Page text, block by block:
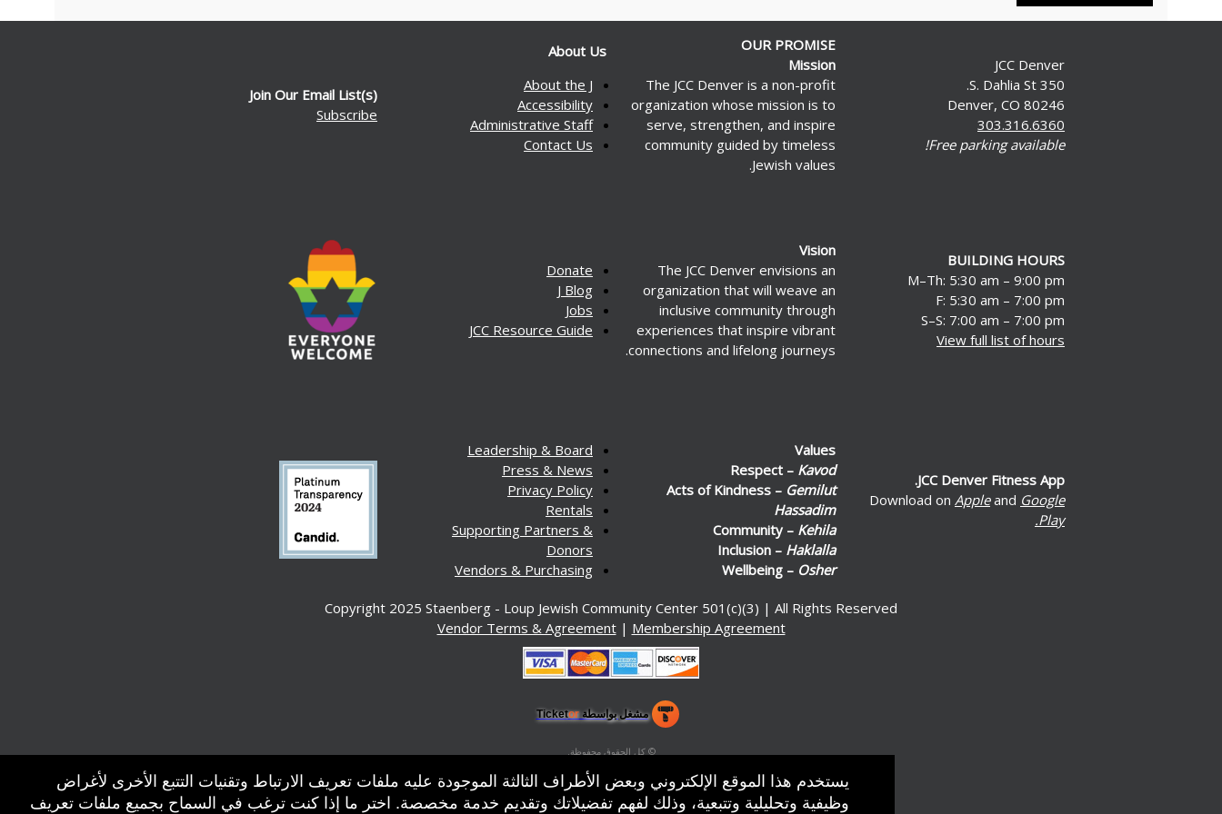
JCC Denver
350 S. Dahlia St.
Denver, CO 80246
303.316.6360
Free parking available!
OUR PROMISE
Mission
The JCC Denver is a non-profit
organization whose mission is to
serve, strengthen, and inspire
community guided by timeless
Jewish values.
About Us
About the J
Accessibility
Administrative Staff
Contact Us
Join Our Email List(s)
Subscribe
BUILDING HOURS
M–Th: 5:30 am – 9:00 pm
F: 5:30 am – 7:00 pm
S–S: 7:00 am – 7:00 pm
View full list of hours
Vision
The JCC Denver envisions an
organization that will weave an
inclusive community through
experiences that inspire vibrant
connections and lifelong journeys.
Donate
J Blog
Jobs
JCC Resource Guide
JCC Denver Fitness App.
Download on Appleand Google
Play.
Values
Respect – Kavod
Acts of Kindness – Gemilut
Hassadim
Community – Kehila
Inclusion – Haklalla
Wellbeing – Osher
Leadership & Board
Press & News
Privacy Policy
Rentals
Supporting Partners &
Donors
Vendors & Purchasing
Copyright 2025 Staenberg - Loup Jewish Community Center 501(c)(3) | All Rights Reserved
Vendor Terms & Agreement| Membership Agreement
مشغل بواسطة Ticketor
برامج إدارة التذاكر وصناديق التذاكر للأماكن والمسارح والساحات
© كل الحقوق محفوظة.
شروط الاستخدام
يستخدم هذا الموقع الإلكتروني وبعض الأطراف الثالثة الموجودة عليه ملفات تعريف الارتباط وتقنيات التتبع الأخرى لأغراض
وظيفية وتحليلية وتتبعية، وذلك لفهم تفضيلاتك وتقديم خدمة مخصصة. اختر ما إذا كنت ترغب في السماح بجميع ملفات تعريف